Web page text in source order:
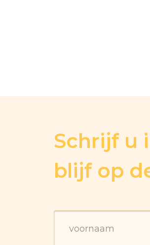
Schrijf u
blijf op